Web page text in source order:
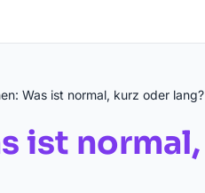
Was ist normal, kurz oder lang?
ist normal,